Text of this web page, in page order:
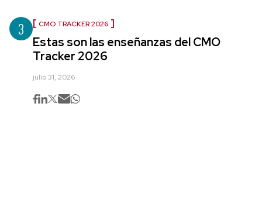
3 CMO TRACKER 2026
Estas son las enseñanzas del CMO
Tracker 2026
julio 31, 2026